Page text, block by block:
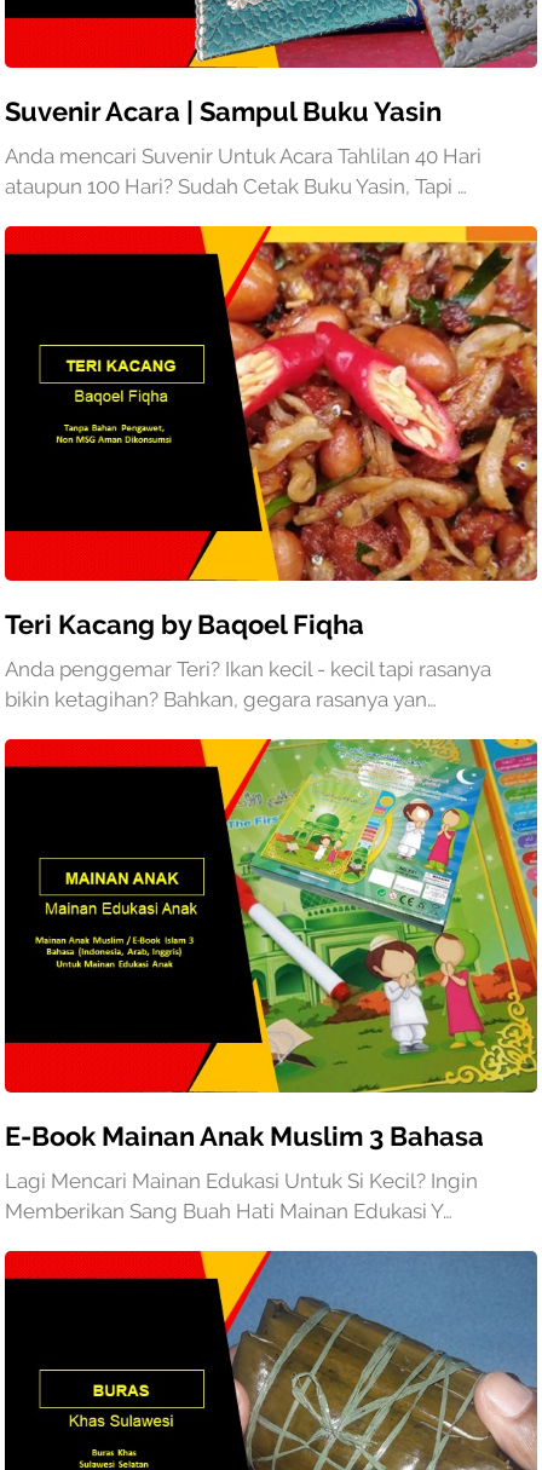
Suvenir Acara | Sampul Buku Yasin
Anda mencari Suvenir Untuk Acara Tahlilan 40 Hari
ataupun 100 Hari? Sudah Cetak Buku Yasin, Tapi …
Teri Kacang by Baqoel Fiqha
Anda penggemar Teri? Ikan kecil - kecil tapi rasanya
bikin ketagihan? Bahkan, gegara rasanya yan…
E-Book Mainan Anak Muslim 3 Bahasa
Lagi Mencari Mainan Edukasi Untuk Si Kecil? Ingin
Memberikan Sang Buah Hati Mainan Edukasi Y…